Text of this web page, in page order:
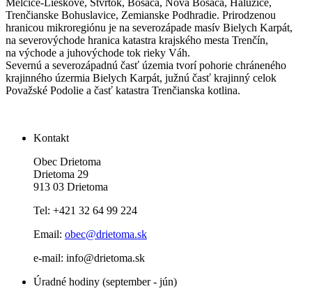
Trenčianske Bohuslavice, Zemianske Podhradie. Prirodzenou
hranicou mikroregiónu je na severozápade masív Bielych Karpát,
na severovýchode hranica katastra krajského mesta Trenčín,
na východe a juhovýchode tok rieky Váh.
Severnú a severozápadnú časť územia tvorí pohorie chráneného
krajinného úzermia Bielych Karpát, južnú časť krajinný celok
Považské Podolie a časť katastra Trenčianska kotlina.
Kontakt
Obec Drietoma
Drietoma 29
913 03 Drietoma
Tel: +421 32 64 99 224
Email: obec@drietoma.sk
e-mail: info@drietoma.sk
Úradné hodiny (september - jún)